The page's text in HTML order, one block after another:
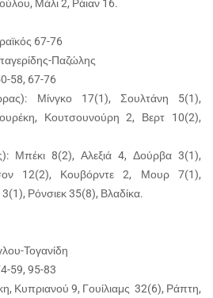
Μάλι 2, Ράιαν 16.
67-76
Παζώλης
58, 67-76
Μίνγκο 17(1), Σουλτάνη 5(1),
Κουτσουνούρη 2, Βερτ 10(2),
Μπέκι 8(2), Αλεξιά 4, Δούρβα 3(1),
12(2), Κουβόρντε 2, Μουρ 7(1),
Ρόνσιεκ 35(8), Βλαδίκα.
Τογανίδη
59, 95-83
Κυπριανού 9, Γουίλιαμς 32(6), Ράπτη,